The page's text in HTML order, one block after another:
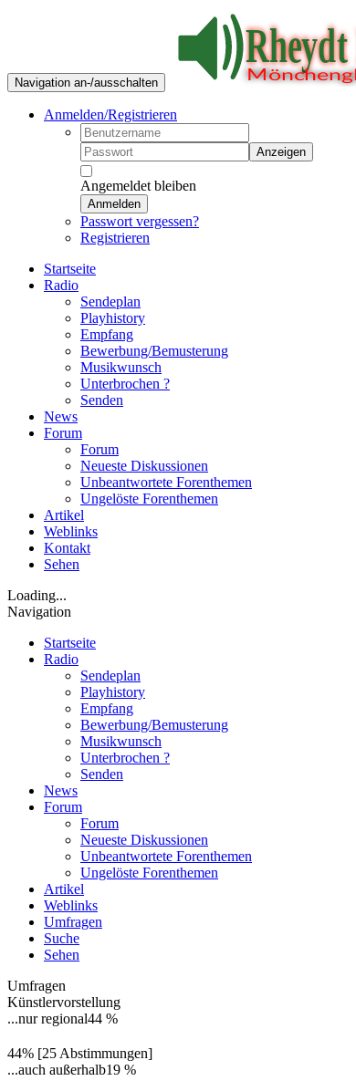
Navigation an-/ausschalten
Anmelden/Registrieren
Anzeigen
Angemeldet bleiben
Anmelden
Passwort vergessen?
Registrieren
Startseite
Radio
Sendeplan
Playhistory
Empfang
Bewerbung/Bemusterung
Musikwunsch
Unterbrochen ?
Senden
News
Forum
Forum
Neueste Diskussionen
Unbeantwortete Forenthemen
Ungelöste Forenthemen
Artikel
Weblinks
Kontakt
Sehen
Loading...
Navigation
Startseite
Radio
Sendeplan
Playhistory
Empfang
Bewerbung/Bemusterung
Musikwunsch
Unterbrochen ?
Senden
News
Forum
Forum
Neueste Diskussionen
Unbeantwortete Forenthemen
Ungelöste Forenthemen
Artikel
Weblinks
Umfragen
Suche
Sehen
Umfragen
Künstlervorstellung
...nur regional44 %
44% [25 Abstimmungen]
...auch außerhalb19 %